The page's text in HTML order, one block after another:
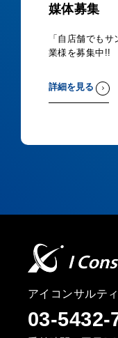
媒体募集
「自店舗でも
業様を募集中!!
詳細を見る
アイコンサルテ
03-5432-